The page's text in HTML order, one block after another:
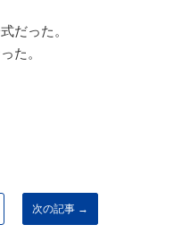
だった。
た。
次の記事 →